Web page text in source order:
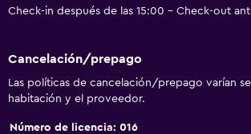
Vista a la ciudad
Servicios y facilidades
Check-in después de las 15:00 - Check-out
Cancelación/prepago
Las políticas de cancelación/prepago varían
habitación y el proveedor.
Número de licencia: 016